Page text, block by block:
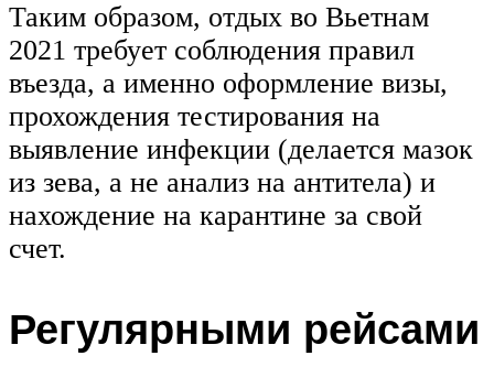
Таким образом, отдых во Вьетнам
2021 требует соблюдения правил
въезда, а именно оформление визы,
прохождения тестирования на
выявление инфекции (делается мазок
из зева, а не анализ на антитела) и
нахождение на карантине за свой
счет.
Регулярными рейсами